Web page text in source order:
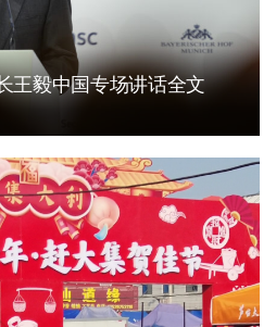
王毅中国专场讲话全文